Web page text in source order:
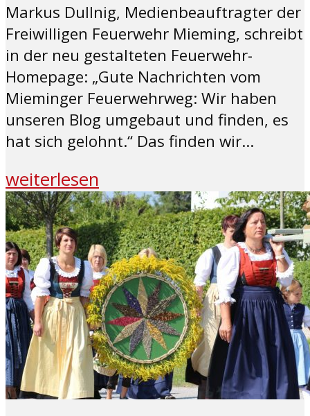
Markus Dullnig, Medienbeauftragter der
Freiwilligen Feuerwehr Mieming, schreibt
in der neu gestalteten Feuerwehr-
Homepage: „Gute Nachrichten vom
Mieminger Feuerwehrweg: Wir haben
unseren Blog umgebaut und finden, es
hat sich gelohnt.“ Das finden wir...
weiterlesen